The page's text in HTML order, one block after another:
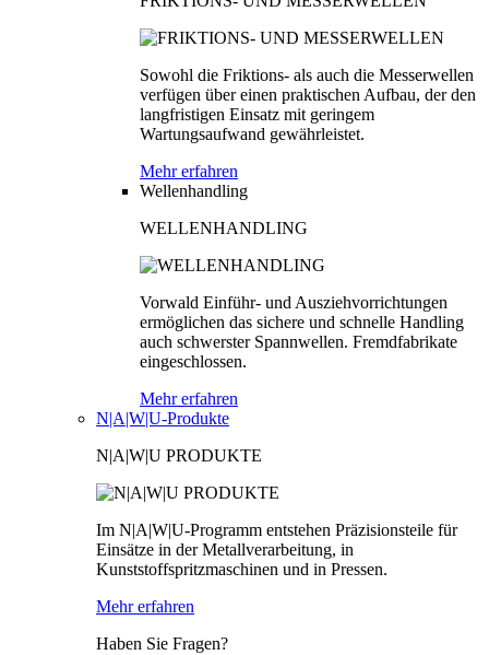
Sowohl die Friktions- als auch die Messerwellen
verfügen über einen praktischen Aufbau, der den
langfristigen Einsatz mit geringem
Wartungsaufwand gewährleistet.
Mehr erfahren
Wellenhandling
WELLENHANDLING
Vorwald Einführ- und Ausziehvorrichtungen
ermöglichen das sichere und schnelle Handling
auch schwerster Spannwellen. Fremdfabrikate
eingeschlossen.
Mehr erfahren
N|A|W|U-Produkte
N|A|W|U PRODUKTE
Im N|A|W|U-Programm entstehen Präzisionsteile für
Einsätze in der Metallverarbeitung, in
Kunststoffspritzmaschinen und in Pressen.
Mehr erfahren
Haben Sie Fragen?